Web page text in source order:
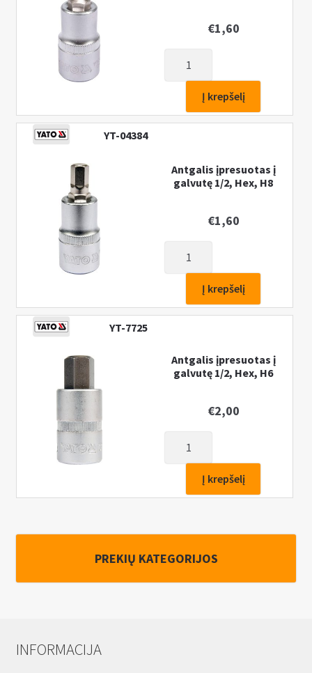
€1,60
Antgalis
įpresuotas
į
Hex,
Į krepšelį
YT-04384
Antgalis įpresuotas į
galvutę 1/2, Hex, H8
€1,60
Antgalis
įpresuotas
į
1/2,
Hex,
Į krepšelį
YT-7725
Antgalis įpresuotas į
galvutę 1/2, Hex, H6
€2,00
Antgalis
įpresuotas
Hex,
H6
Į krepšelį
PREKIŲ KATEGORIJOS
INFORMACIJA